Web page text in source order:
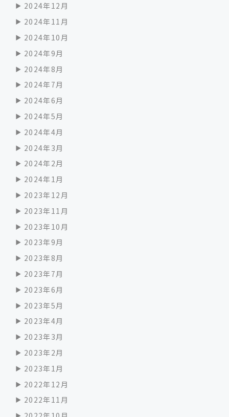
2024年12月
2024年11月
2024年10月
2024年9月
2024年8月
2024年7月
2024年6月
2024年5月
2024年4月
2024年3月
2024年2月
2024年1月
2023年12月
2023年11月
2023年10月
2023年9月
2023年8月
2023年7月
2023年6月
2023年5月
2023年4月
2023年3月
2023年2月
2023年1月
2022年12月
2022年11月